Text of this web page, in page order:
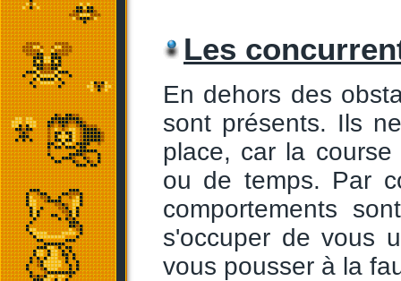
Les
En dehors des
sont présents. Ils
place, car la
ou de temps. Par
comportements
s'occuper de vous
vous pousser à la